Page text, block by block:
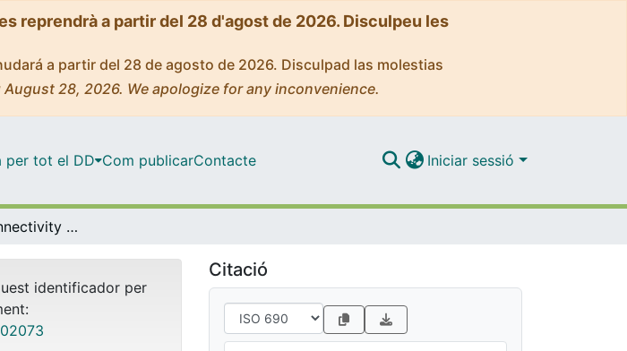
reprendrà a partir del 28 d'agost de 2026. Disculpeu les
a partir del 28 de agosto de 2026. Disculpad las molestias
28, 2026. We apologize for any inconvenience.
per tot el DD Com publicarContacte Iniciar sessió
About the connectivity of Fatou components for some families of rational maps
identificador per
Citació